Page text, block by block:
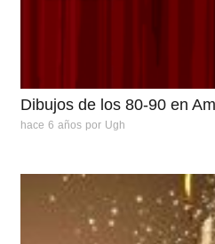
Dibujos de los 80-90 en
hace 6 años por Ugh